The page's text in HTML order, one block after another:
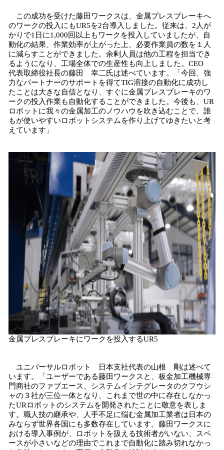
この成功を受けた藤田ワークスは、金属プレスブレーキへ
のワークの投入にもUR5を2台導入しました。従来は、2人が
かりで1日に1,000回以上もワークを投入していましたが、自
動化の結果、作業効率が上がった上、必要作業員の数を１人
に減らすことができました。余剰人員は他の工程を担当でき
るようになり、工場全体での生産性も向上しました。CEO
代表取締役社長の藤田 幸二氏は述べています。「今回、強
力なパートナーのサポートを得てTIG溶接の自動化に成功し
たことは大きな自信となり、すぐに金属プレスブレーキのワ
ークの投入作業も自動化することができました。今後も、UR
ロボットに我々の金属加工のノウハウを吹き込むことで、誰
もが使いやすいロボットシステムを作り上げてゆきたいと考
えています」
金属プレスブレーキにワークを投入するUR5
ユニバーサルロボット 日本支社代表の山根 剛は述べて
います。「ユーザーである藤田ワークスと、板金加工機械専
門商社のファブエース、システムインテグレータのクフウシ
ャの３社が三位一体となり、これまで世の中に存在しなかっ
たURロボットのシステムを開発されたことに敬意を表しま
す。職人技の継承や、人手不足に悩む金属加工業者は日本の
みならず世界各国にも多数存在しています。藤田ワークスに
おける導入事例が、ロボットを扱える技術者がいない、スペ
ースが小さいなどの理由でこれまで自動化に踏み切れなかっ